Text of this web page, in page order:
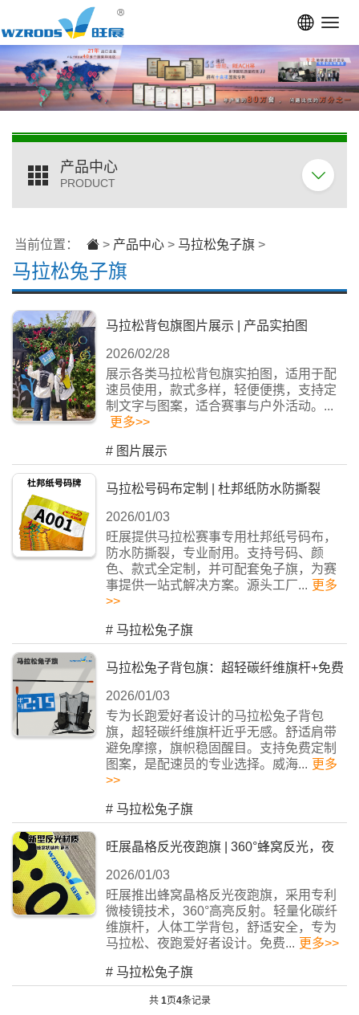
马拉松兔子旗
当前位置： > 产品中心 > 马拉松兔子旗 >
马拉松背包旗图片展示 | 产品实拍图
2026/02/28
展示各类马拉松背包旗实拍图，适用于配
速员使用，款式多样，轻便便携，支持定
制文字与图案，适合赛事与户外活动。...
更多>>
# 图片展示
马拉松号码布定制 | 杜邦纸防水防撕裂
2026/01/03
旺展提供马拉松赛事专用杜邦纸号码布，
防水防撕裂，专业耐用。支持号码、颜
色、款式全定制，并可配套兔子旗，为赛
事提供一站式解决方案。源头工厂... 更多
>>
# 马拉松兔子旗
马拉松兔子背包旗：超轻碳纤维旗杆+免费
定制
2026/01/03
专为长跑爱好者设计的马拉松兔子背包
旗，超轻碳纤维旗杆近乎无感。舒适肩带
避免摩擦，旗帜稳固醒目。支持免费定制
图案，是配速员的专业选择。威海... 更多
>>
# 马拉松兔子旗
旺展晶格反光夜跑旗 | 360°蜂窝反光，夜
间安全警
2026/01/03
旺展推出蜂窝晶格反光夜跑旗，采用专利
微棱镜技术，360°高亮反射。轻量化碳纤
维旗杆，人体工学背包，舒适安全，专为
马拉松、夜跑爱好者设计。免费... 更多>>
# 马拉松兔子旗
共 1页4条记录
产品中心
PRODUCT